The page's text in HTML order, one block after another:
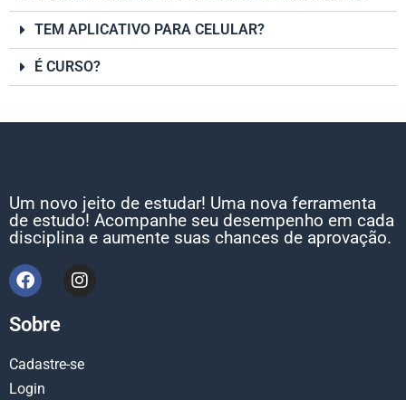
TEM APLICATIVO PARA CELULAR?
É CURSO?
Um novo jeito de estudar! Uma nova ferramenta
de estudo! Acompanhe seu desempenho em cada
disciplina e aumente suas chances de aprovação.
Sobre
Cadastre-se
Login